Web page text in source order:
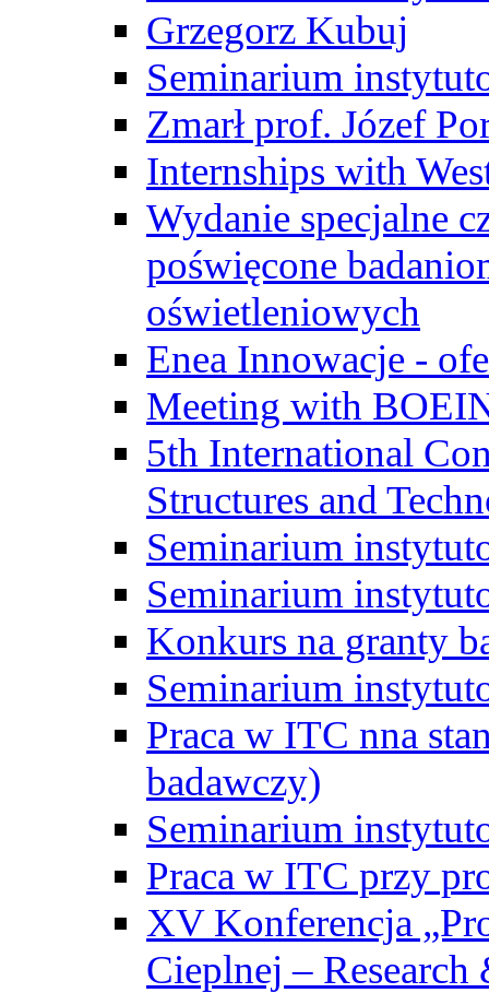
Grzegorz Kubuj
Seminarium
Zmarł prof. Józef
Internships with
Wydanie specjalne
poświęcone
oświetleniowych
Enea Innowacje -
Meeting with
5th International
Structures and
Seminarium
Seminarium
Konkurs na granty
Seminarium
Praca w ITC nna
badawczy)
Seminarium
Praca w ITC przy
XV Konferencja
Cieplnej –